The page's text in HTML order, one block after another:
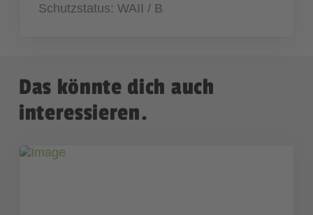
Schutzstatus: WAII / B
Das könnte dich auch
interessieren.